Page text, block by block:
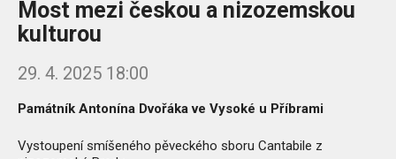
Most mezi českou a nizozemskou
kulturou
29. 4. 2025 18:00
Památník Antonína Dvořáka ve Vysoké u Příbrami
Vystoupení smíšeného pěveckého sboru Cantabile z